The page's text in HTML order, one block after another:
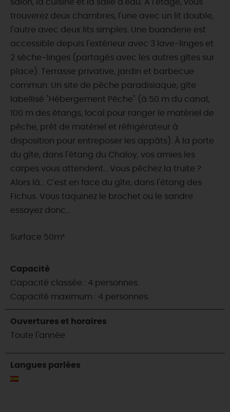
salon, la cuisine et la salle d'eau. À l'étage, vous
trouverez deux chambres, l'une avec un lit double,
l'autre avec deux lits simples. Une buanderie est
accessible depuis l'extérieur avec 3 lave-linges et
2 sèche-linges (partagés avec les autres gîtes sur
place). Terrasse privative, jardin et barbecue
commun. Un site de pêche paradisiaque, gîte
labellisé "Hébergement Pêche" (à 50 m du canal,
100 m des étangs, local pour ranger le matériel de
pêche, prêt de matériel et réfrigérateur à
disposition pour entreposer les appâts). À la porte
du gîte, dans l'étang du Chaloy, vos amies les
carpes vous attendent... Vous pêchez la truite ?
Alors là... C'est en face du gîte, dans l'étang des
Fichus. Vous taquinez le brochet ou le sandre
essayez donc...
Surface 50m²
Capacité
Capacité classée : 4 personnes.
Capacité maximum : 4 personnes.
Ouvertures et horaires
Toute l'année
Langues parlées